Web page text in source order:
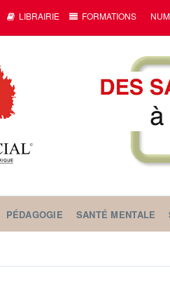
LIBRAIRIE FORMATIONS
PÉDAGOGIE SANTÉ MENTALE